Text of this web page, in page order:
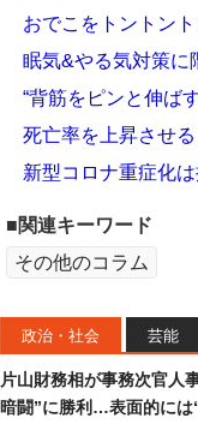
おでこをトントン
眠気&やる気対策に
“背筋をピンと伸ば
死亡率を上昇させ
新型コロナ重症化
■関連キーワード
その他のコラム
政治・社会 芸能
片山財務相が事務次官人
暗闘”に勝利…表面的には